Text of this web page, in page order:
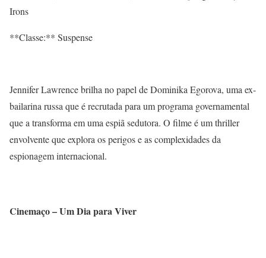
Irons
**Classe:** Suspense
Jennifer Lawrence brilha no papel de Dominika Egorova, uma ex-
bailarina russa que é recrutada para um programa governamental
que a transforma em uma espiã sedutora. O filme é um thriller
envolvente que explora os perigos e as complexidades da
espionagem internacional.
Cinemaço – Um Dia para Viver